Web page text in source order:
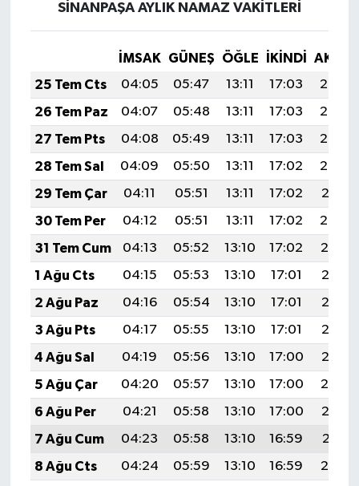
SİNANPAŞA AYLIK NAMAZ VAKITLERI
İMSAK GÜNEŞ ÖĞLE İKINDI
25 Tem Cts
04:05 05:47 13:11 17:03
20:24
26 Tem Paz
04:07 05:48 13:11 17:03
20:23
27 Tem Pts
04:08 05:49 13:11 17:03
20:22
28 Tem Sal
04:09 05:50 13:11 17:02
20:22
29 Tem Çar
04:11 05:51 13:11 17:02
20:21
30 Tem Per
04:12 05:51 13:11 17:02
20:20
31 Tem Cum
04:13 05:52 13:10 17:02
20:19
1 Ağu Cts
04:15 05:53 13:10 17:01
20:18
2 Ağu Paz
04:16 05:54 13:10 17:01
20:17
3 Ağu Pts
04:17 05:55 13:10 17:01
20:16
4 Ağu Sal
04:19 05:56 13:10 17:00
20:15
5 Ağu Çar
04:20 05:57 13:10 17:00
20:14
6 Ağu Per
04:21 05:58 13:10 17:00
20:13
7 Ağu Cum
04:23 05:58 13:10 16:59
20:11
8 Ağu Cts
04:24 05:59 13:10 16:59
20:10